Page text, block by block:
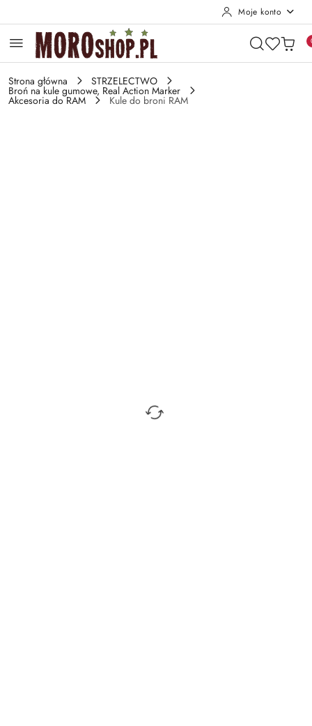
Moje konto
Strona główna STRZELECTWO
Broń na kule gumowe, Real Action Marker
Akcesoria do RAM Kule do broni RAM